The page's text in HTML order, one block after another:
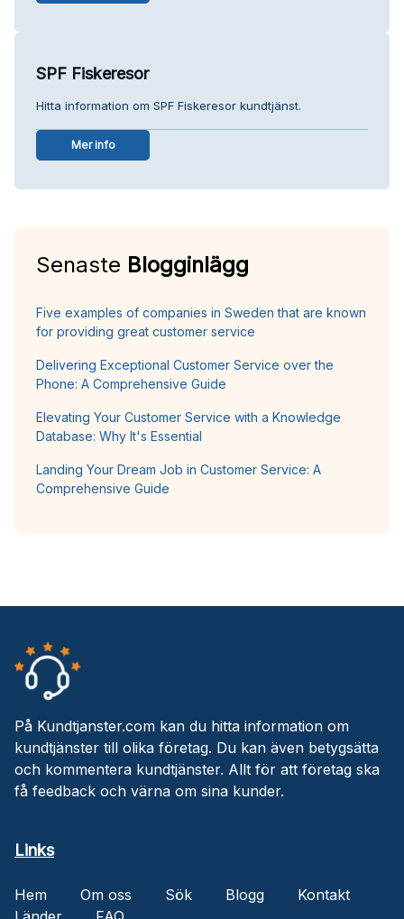
SPF Fiskeresor
Hitta information om SPF Fiskeresor kundtjänst.
Mer info
Senaste Blogginlägg
Five examples of companies in Sweden that are known
for providing great customer service
Delivering Exceptional Customer Service over the
Phone: A Comprehensive Guide
Elevating Your Customer Service with a Knowledge
Database: Why It's Essential
Landing Your Dream Job in Customer Service: A
Comprehensive Guide
På Kundtjanster.com kan du hitta information om
kundtjänster till olika företag. Du kan även betygsätta
och kommentera kundtjänster. Allt för att företag ska
få feedback och värna om sina kunder.
Links
Hem Om oss Sök Blogg
Kontakt